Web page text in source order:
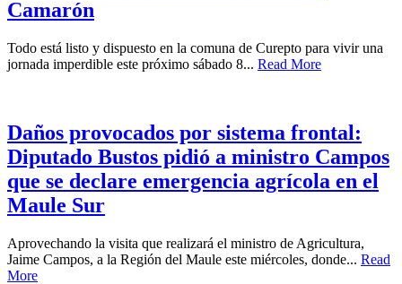
Camarón
Todo está listo y dispuesto en la comuna de Curepto para vivir una
jornada imperdible este próximo sábado 8... Read More
Daños provocados por sistema frontal:
Diputado Bustos pidió a ministro Campos
que se declare emergencia agrícola en el
Maule Sur
Aprovechando la visita que realizará el ministro de Agricultura,
Jaime Campos, a la Región del Maule este miércoles, donde... Read
More